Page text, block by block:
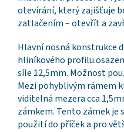
otevírání, který zajišťuje
zatlačením – otevřít a
Hlavní nosná konstrukce
hliníkového
síle 12,5mm. Možnost
Mezi pohyblivým rámem
viditelná mezera cca
zámkem. Tento zámek je
použití do příček a pro